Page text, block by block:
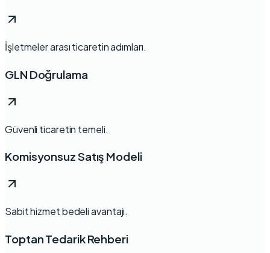
İşletmeler arası ticaretin adımları.
GLN Doğrulama
Güvenli ticaretin temeli.
Komisyonsuz Satış Modeli
Sabit hizmet bedeli avantajı.
Toptan Tedarik Rehberi